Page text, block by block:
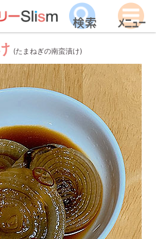
(たまねぎの南蛮漬け)